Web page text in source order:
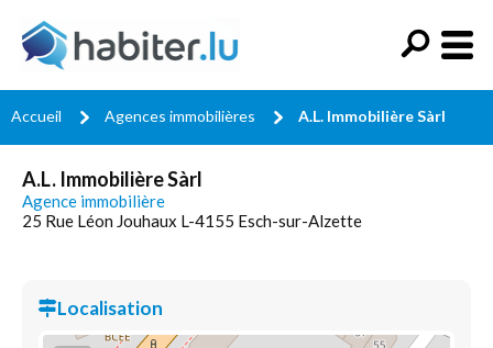
Accueil Agences immobilières A.L. Immobilière Sàrl
A.L. Immobilière Sàrl
Agence immobilière
25 Rue Léon Jouhaux L-4155 Esch-sur-Alzette
Localisation